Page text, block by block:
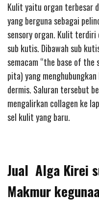
Kulit yaitu organ terbesar
yang berguna sebagai
sensory organ. Kulit terdiri
sub kutis. Dibawah sub
semacam “the base of the
pita) yang
dermis. Saluran tersebut
mengalirkan collagen ke
sel kulit yang baru.
Jual Alga Kirei
Makmur